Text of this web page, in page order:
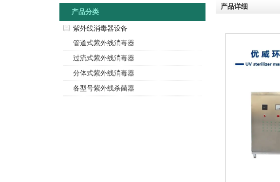
产品详细
产品分类
紫外线消毒器设备
管道式紫外线消毒器
过流式紫外线消毒器
分体式紫外线消毒器
各型号紫外线杀菌器